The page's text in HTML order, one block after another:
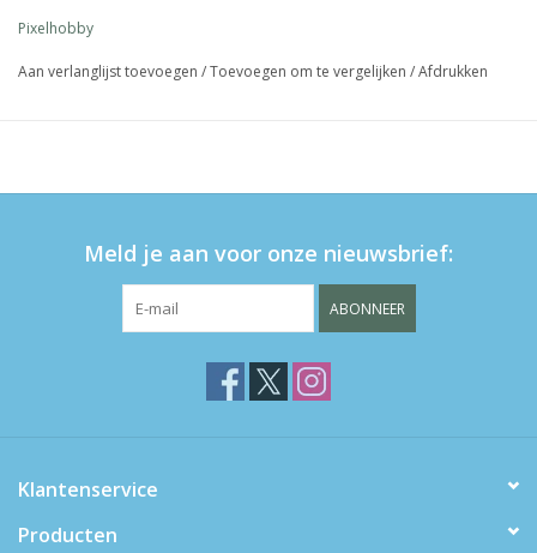
Pixelhobby
Aan verlanglijst toevoegen /Toevoegen om te vergelijken /Afdrukken
Meld je aan voor onze nieuwsbrief:
ABONNEER
Klantenservice
Producten